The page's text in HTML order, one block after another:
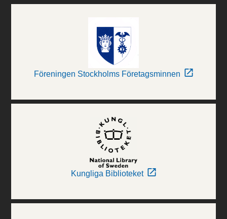
Föreningen Stockholms Företagsminnen
Kungliga Biblioteket